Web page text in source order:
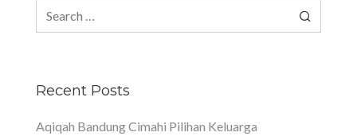
Recent Posts
Aqiqah Bandung Cimahi Pilihan Keluarga